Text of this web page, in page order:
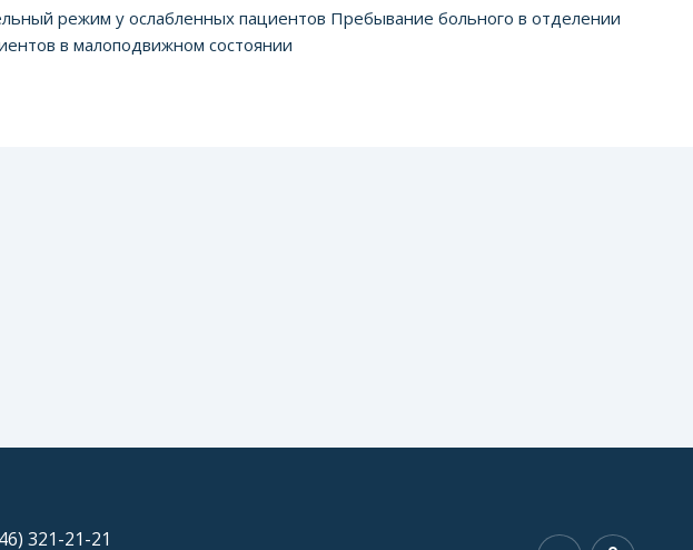
режим у ослабленных пациентов Пребывание больного в отделении
в малоподвижном состоянии
321-21-21